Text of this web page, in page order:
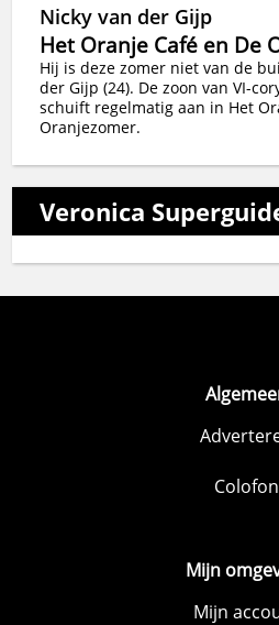
Nicky van der Gijp
Het Oranje Café en De
Hij is deze zomer niet van de
der Gijp (24). De zoon van VI-
schuift regelmatig aan in Het
Oranjezomer.
Veronica
Colofon
Mijn
Mijn